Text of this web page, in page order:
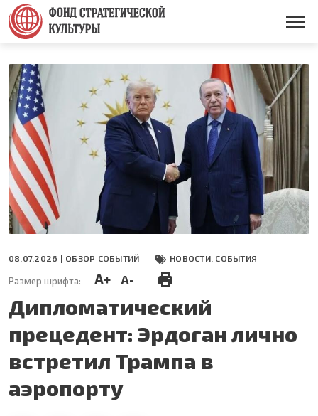
Перейти
основному
содержанию
Основная
08.07.2026 | ОБЗОР СОБЫТИЙ НОВОСТИ. СОБЫТИЯ
Размер шрифта: A+ A-
Дипломатический
прецедент: Эрдоган лично
встретил Трампа в
аэропорту